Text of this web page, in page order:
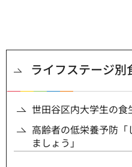
ライフステージ別
世田谷区内大学生の食
高齢者の低栄養予防
ましょう」